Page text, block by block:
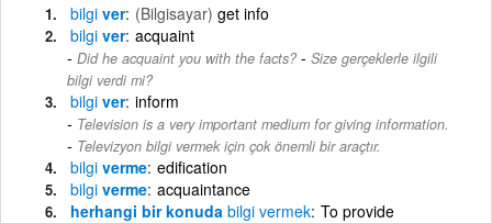
bilgi ver (Bilgisayar) get info
bilgi ver acquaint
Did he acquaint you with the facts? - Size gerçeklerle ilgili
bilgi verdi mi?
bilgi ver inform
Television is a very important medium for giving information.
- Televizyon bilgi vermek için çok önemli bir araçtır.
bilgi verme edification
bilgi verme acquaintance
herhangi bir konuda bilgi vermek To provide